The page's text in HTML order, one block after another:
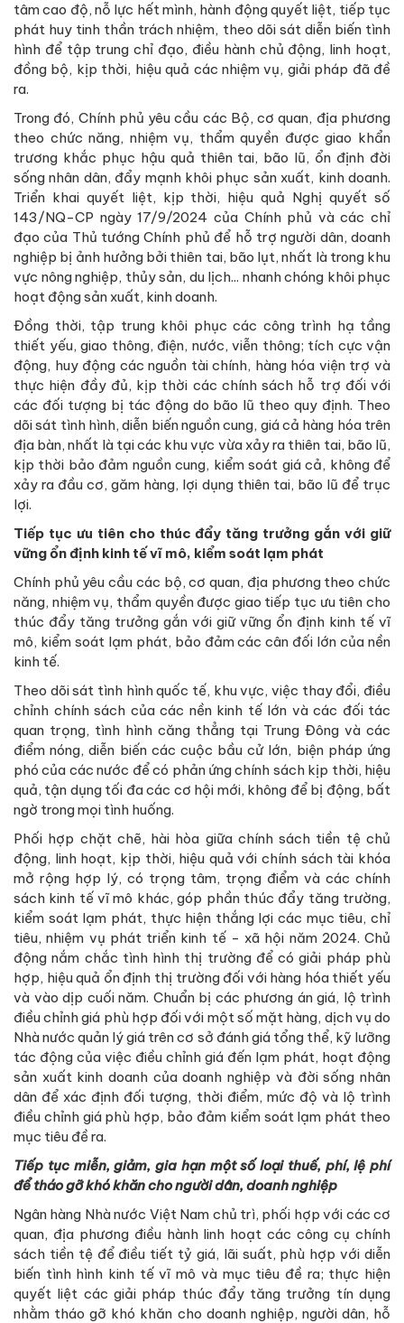
tâm cao độ, nỗ lực hết mình, hành động quyết liệt, tiếp tục
phát huy tinh thần trách nhiệm, theo dõi sát diễn biến tình
hình để tập trung chỉ đạo, điều hành chủ động, linh hoạt,
đồng bộ, kịp thời, hiệu quả các nhiệm vụ, giải pháp đã đề
ra.
Trong đó, Chính phủ yêu cầu các Bộ, cơ quan, địa phương
theo chức năng, nhiệm vụ, thẩm quyền được giao khẩn
trương khắc phục hậu quả thiên tai, bão lũ, ổn định đời
sống nhân dân, đẩy mạnh khôi phục sản xuất, kinh doanh.
Triển khai quyết liệt, kịp thời, hiệu quả Nghị quyết số
143/NQ-CP ngày 17/9/2024 của Chính phủ và các chỉ
đạo của Thủ tướng Chính phủ để hỗ trợ người dân, doanh
nghiệp bị ảnh hưởng bởi thiên tai, bão lụt, nhất là trong khu
vực nông nghiệp, thủy sản, du lịch... nhanh chóng khôi phục
hoạt động sản xuất, kinh doanh.
Đồng thời, tập trung khôi phục các công trình hạ tầng
thiết yếu, giao thông, điện, nước, viễn thông; tích cực vận
động, huy động các nguồn tài chính, hàng hóa viện trợ và
thực hiện đầy đủ, kịp thời các chính sách hỗ trợ đối với
các đối tượng bị tác động do bão lũ theo quy định. Theo
dõi sát tình hình, diễn biến nguồn cung, giá cả hàng hóa trên
địa bàn, nhất là tại các khu vực vừa xảy ra thiên tai, bão lũ,
kịp thời bảo đảm nguồn cung, kiểm soát giá cả, không để
xảy ra đầu cơ, găm hàng, lợi dụng thiên tai, bão lũ để trục
lợi.
Tiếp tục ưu tiên cho thúc đẩy tăng trưởng gắn với giữ
vững ổn định kinh tế vĩ mô, kiểm soát lạm phát
Chính phủ yêu cầu các bộ, cơ quan, địa phương theo chức
năng, nhiệm vụ, thẩm quyền được giao tiếp tục ưu tiên cho
thúc đẩy tăng trưởng gắn với giữ vững ổn định kinh tế vĩ
mô, kiểm soát lạm phát, bảo đảm các cân đối lớn của nền
kinh tế.
Theo dõi sát tình hình quốc tế, khu vực, việc thay đổi, điều
chỉnh chính sách của các nền kinh tế lớn và các đối tác
quan trọng, tình hình căng thẳng tại Trung Đông và các
điểm nóng, diễn biến các cuộc bầu cử lớn, biện pháp ứng
phó của các nước để có phản ứng chính sách kịp thời, hiệu
quả, tận dụng tối đa các cơ hội mới, không để bị động, bất
ngờ trong mọi tình huống.
Phối hợp chặt chẽ, hài hòa giữa chính sách tiền tệ chủ
động, linh hoạt, kịp thời, hiệu quả với chính sách tài khóa
mở rộng hợp lý, có trọng tâm, trọng điểm và các chính
sách kinh tế vĩ mô khác, góp phần thúc đẩy tăng trường,
kiểm soát lạm phát, thực hiện thắng lợi các mục tiêu, chỉ
tiêu, nhiệm vụ phát triển kinh tế - xã hội năm 2024. Chủ
động nắm chắc tình hình thị trường để có giải pháp phù
hợp, hiệu quả ổn định thị trường đối với hàng hóa thiết yếu
và vào dịp cuối năm. Chuẩn bị các phương án giá, lộ trình
điều chỉnh giá phù hợp đối với một số mặt hàng, dịch vụ do
Nhà nước quản lý giá trên cơ sở đánh giá tổng thể, kỹ lưỡng
tác động của việc điều chỉnh giá đến lạm phát, hoạt động
sản xuất kinh doanh của doanh nghiệp và đời sống nhân
dân để xác định đối tượng, thời điểm, mức độ và lộ trình
điều chỉnh giá phù hợp, bảo đảm kiểm soát lạm phát theo
mục tiêu đề ra.
Tiếp tục miễn, giảm, gia hạn một số loại thuế, phí, lệ phí
để tháo gỡ khó khăn cho người dân, doanh nghiệp
Ngân hàng Nhà nước Việt Nam chủ trì, phối hợp với các cơ
quan, địa phương điều hành linh hoạt các công cụ chính
sách tiền tệ để điều tiết tỷ giá, lãi suất, phù hợp với diễn
biến tình hình kinh tế vĩ mô và mục tiêu đề ra; thực hiện
quyết liệt các giải pháp thúc đẩy tăng trưởng tín dụng
nhằm tháo gỡ khó khăn cho doanh nghiệp, người dân, hỗ